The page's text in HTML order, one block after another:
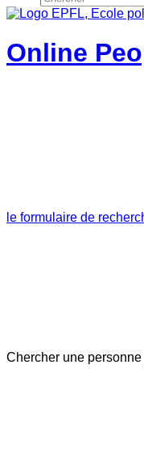
Online
le formulaire de
Chercher une personne